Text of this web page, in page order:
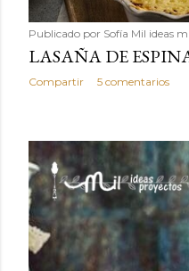
Publicado por Sofía Mil ideas
LASAÑA DE
Compartir 5 comentarios